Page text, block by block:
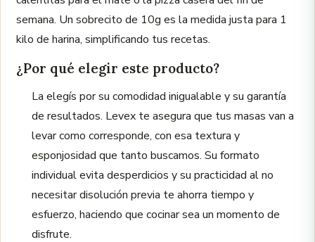
semana. Un sobrecito de 10g es la medida justa para 1
kilo de harina, simplificando tus recetas.
¿Por qué elegir este producto?
La elegís por su comodidad inigualable y su garantía
de resultados. Levex te asegura que tus masas van a
levar como corresponde, con esa textura y
esponjosidad que tanto buscamos. Su formato
individual evita desperdicios y su practicidad al no
necesitar disolución previa te ahorra tiempo y
esfuerzo, haciendo que cocinar sea un momento de
disfrute.